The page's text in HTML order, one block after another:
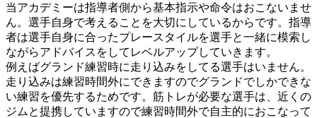
当アカデミーは指導者側から基本指示や命令はおこないませ
ん。選手自身で考えることを大切にしているからです。指導
者は選手自身に合ったプレースタイルを選手と一緒に模索し
ながらアドバイスをしてレベルアップしていきます。
例えばグランド練習時に走り込みをしてる選手はいません。
走り込みは練習時間外にできますのでグランドでしかできな
い練習を優先するためです。筋トレが必要な選手は、近くの
ジムと提携していますので練習時間外で自主的におこなって